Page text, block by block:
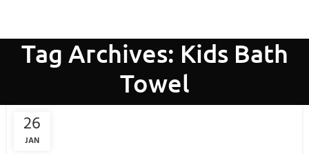
Tag Archives: Kids Bath
Towel
26
JAN